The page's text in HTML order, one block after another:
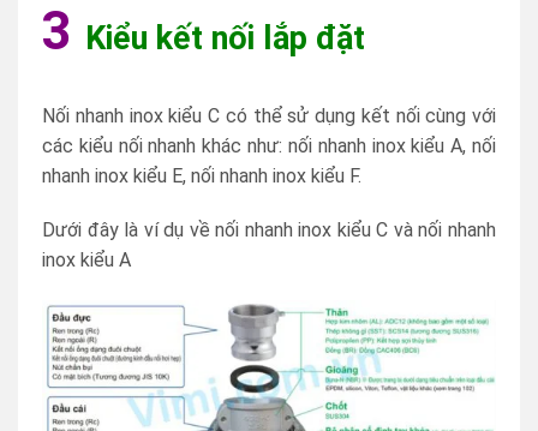
3 Kiểu kết nối lắp đặt
Nối nhanh inox kiểu C có thể sử dụng kết nối cùng với
các kiểu nối nhanh khác như: nối nhanh inox kiểu A, nối
nhanh inox kiểu E, nối nhanh inox kiểu F.
Dưới đây là ví dụ về nối nhanh inox kiểu C và nối nhanh
inox kiểu A